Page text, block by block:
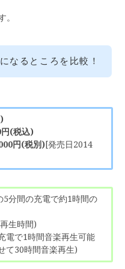
。
なるところを比較！
(税込)
円(税別)[発売日2014
分間の充電で約1時間の
生時間)
電で1時間音楽再生可能
て30時間音楽再生)